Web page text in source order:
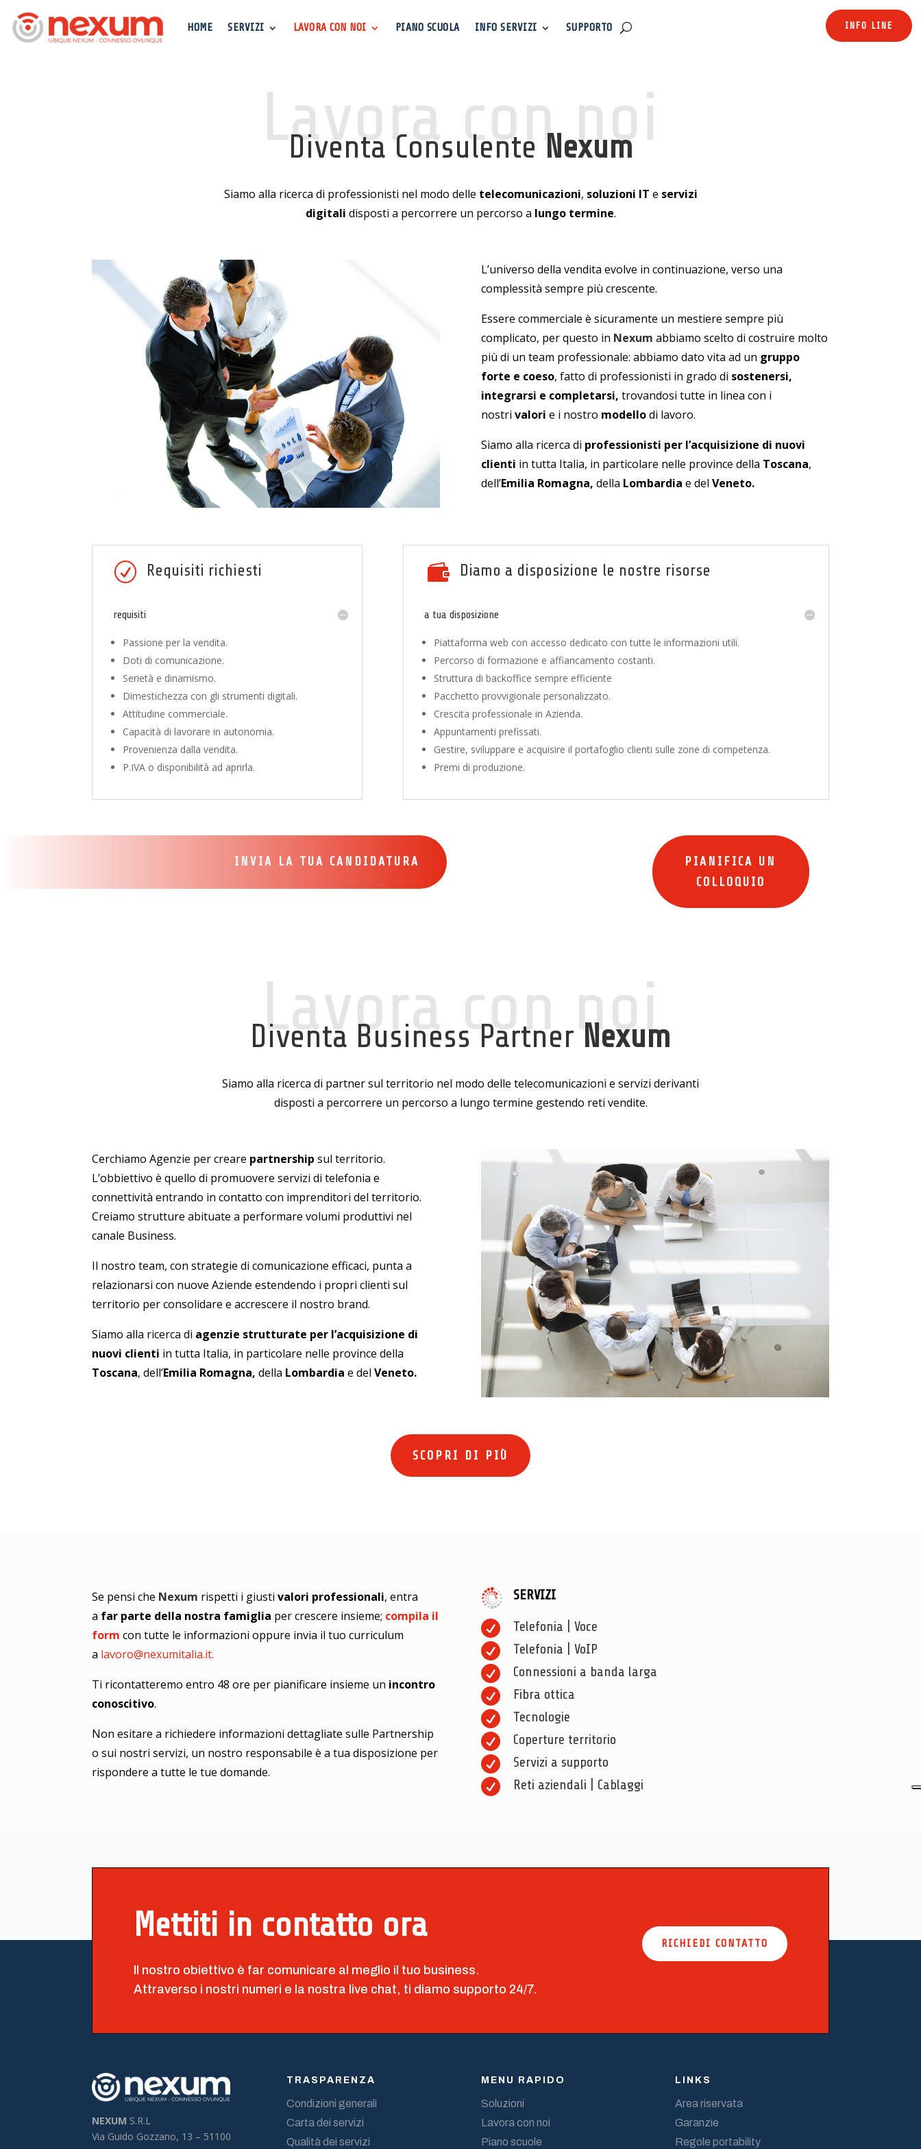
HOME SERVIZI LAVORA CON NOI PIANO SCUOLA INFO SERVIZI SUPPORTO INFO LINE
Lavora con noi
Diventa Consulente Nexum
Siamo alla ricerca di professionisti nel modo delle telecomunicazioni, soluzioni IT e servizi
digitali disposti a percorrere un percorso a lungo termine.
L’universo della vendita evolve in continuazione, verso una
complessità sempre più crescente.
Essere commerciale è sicuramente un mestiere sempre più
complicato, per questo in Nexum abbiamo scelto di costruire molto
più di un team professionale: abbiamo dato vita ad un gruppo
forte e coeso, fatto di professionisti in grado di sostenersi,
integrarsi e completarsi, trovandosi tutte in linea con i
nostri valori e i nostro modellodi lavoro.
Siamo alla ricerca di professionisti per l’acquisizione di nuovi
clienti in tutta Italia, in particolare nelle province della Toscana,
dell’Emilia Romagna, della Lombardia e del Veneto.
R Requisiti richiesti
requisiti
Passione per la vendita.
Doti di comunicazione.
Serietà e dinamismo.
Dimestichezza con gli strumenti digitali.
Attitudine commerciale.
Capacità di lavorare in autonomia.
Provenienza dalla vendita.
P.IVA o disponibilità ad aprirla.
 Diamo a disposizione le nostre risorse
a tua disposizione
Piattaforma web con accesso dedicato con tutte le informazioni utili.
Percorso di formazione e affiancamento costanti.
Struttura di backoffice sempre efficiente
Pacchetto provvigionale personalizzato.
Crescita professionale in Azienda.
Appuntamenti prefissati.
Gestire, sviluppare e acquisire il portafoglio clienti sulle zone di competenza.
Premi di produzione.
INVIA LA TUA CANDIDATURA
PIANIFICA UN
COLLOQUIO
Lavora con noi
Diventa Business PartnerNexum
Siamo alla ricerca di partner sul territorio nel modo delle telecomunicazioni e servizi derivanti
disposti a percorrere un percorso a lungo termine gestendo reti vendite.
Cerchiamo Agenzie per creare partnership sul territorio.
L’obbiettivo è quello di promuovere servizi di telefonia e
connettività entrando in contatto con imprenditori del territorio.
Creiamo strutture abituate a performare volumi produttivi nel
canale Business.
Il nostro team, con strategie di comunicazione efficaci, punta a
relazionarsi con nuove Aziende estendendo i propri clienti sul
territorio per consolidare e accrescere il nostro brand.
Siamo alla ricerca di agenzie strutturate per l’acquisizione di
nuovi clienti in tutta Italia, in particolare nelle province della
Toscana, dell’Emilia Romagna,della Lombardia e delVeneto.
SCOPRI DI PIÙ
Se pensi che Nexum rispetti i giustivalori professionali, entra
a far parte della nostra famiglia per crescere insieme; compila il
form con tutte le informazioni oppure invia il tuo curriculum
a lavoro@nexumitalia.it.
Ti ricontatteremo entro 48 ore per pianificare insieme un incontro
conoscitivo.
Non esitare a richiedere informazioni dettagliate sulle Partnership
o sui nostri servizi, un nostro responsabile è a tua disposizione per
rispondere a tutte le tue domande.
SERVIZI
 Telefonia | Voce
 Telefonia | VoIP
 Connessioni a banda larga
 Fibra ottica
 Tecnologie
 Coperture territorio
 Servizi a supporto
 Reti aziendali | Cablaggi
Mettiti in contatto ora
Il nostro obiettivo è far comunicare al meglio il tuo business.
Attraverso i nostri numeri e la nostra live chat, ti diamo supporto 24/7.
RICHIEDI CONTATTO
NEXUM S.R.L
Via Guido Gozzano, 13 – 51100
TRASPARENZA
Condizioni generali
Carta dei servizi
Qualità dei servizi
MENU RAPIDO
Soluzioni
Lavora con noi
Piano scuole
LINKS
Area riservata
Garanzie
Regole portability